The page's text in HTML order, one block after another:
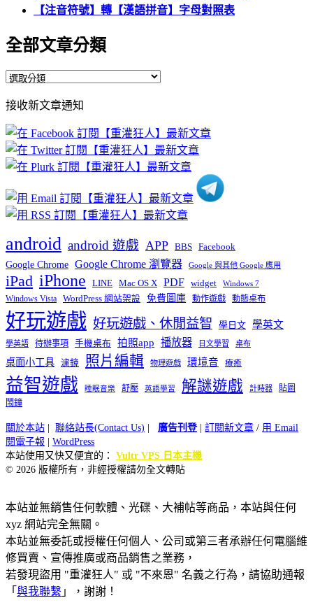
【注音符號】轉【漢語拼音】字母對照表
全部文章分類
全
文
章
分
類
接收新文章通知
android android 遊戲 APP BBS Facebook
Google Chrome Google Chrome 瀏覽器 Google 與其他 Google 應用
iPad iPhone LINE Mac OS X PDF widget Windows 7
Windows Vista WordPress 網站架設 免費圖庫 動作遊戲 動態桌布
好玩遊戲 好玩遊戲、休閒益智 學日文 學英文
學英語 待辦事項 手機桌布 拍照app 播放器 日文學習 桌布
桌面小工具 濾鏡 照片編輯 物理遊戲 環境音 療癒
益智遊戲 睡眠音樂 舒壓 英語學習 解謎遊戲 計時器
貼圖
鬧鐘
關於本站 | 聯絡站長(Contact Us) | 廣告刊登| 訂閱新文章 / 用 Email
閱電子報 | WordPress
本站使用又快又便宜的： Vultr VPS 日本主機
© 2026 版權所有，非經授權請勿全文轉貼
本站並無銷售任何軟體、光碟、大補帖等商品，本站與任何
xyz 網站完全無關。
本站並無委託或授權任何個人、公司或第三者承辦任何電腦維
修買賣、宣傳推廣或商品銷售之業務，
若發現盜用 "重灌狂人" 或 "不來恩" 名義之行為，請協助通報
「 與我聯繫 」，謝謝！